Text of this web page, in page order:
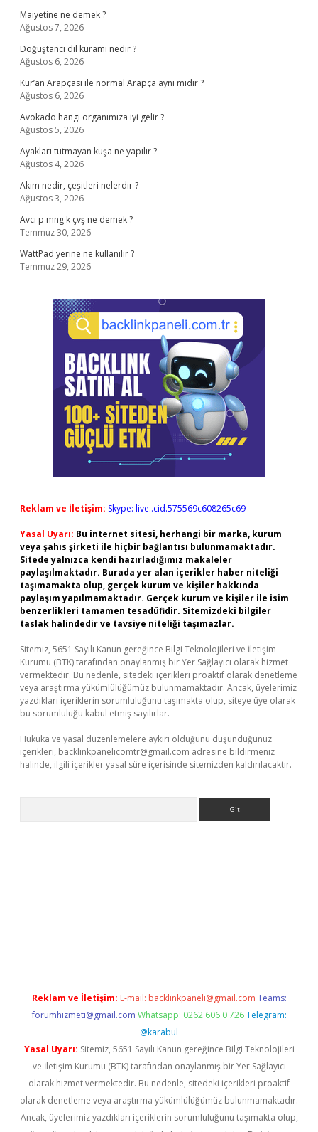
Maiyetine ne demek ?
Ağustos 7, 2026
Doğuştancı dil kuramı nedir ?
Ağustos 6, 2026
Kur’an Arapçası ile normal Arapça aynı mıdır ?
Ağustos 6, 2026
Avokado hangi organımıza iyi gelir ?
Ağustos 5, 2026
Ayakları tutmayan kuşa ne yapılır ?
Ağustos 4, 2026
Akım nedir, çeşitleri nelerdir ?
Ağustos 3, 2026
Avcı p mng k çvş ne demek ?
Temmuz 30, 2026
WattPad yerine ne kullanılır ?
Temmuz 29, 2026
Reklam ve İletişim: Skype: live:.cid.575569c608265c69
Yasal Uyarı: Bu internet sitesi, herhangi bir marka, kurum
veya şahıs şirketi ile hiçbir bağlantısı bulunmamaktadır.
Sitede yalnızca kendi hazırladığımız makaleler
paylaşılmaktadır. Burada yer alan içerikler haber niteliği
taşımamakta olup, gerçek kurum ve kişiler hakkında
paylaşım yapılmamaktadır. Gerçek kurum ve kişiler ile isim
benzerlikleri tamamen tesadüfidir. Sitemizdeki bilgiler
taslak halindedir ve tavsiye niteliği taşımazlar.
Sitemiz, 5651 Sayılı Kanun gereğince Bilgi Teknolojileri ve İletişim
Kurumu (BTK) tarafından onaylanmış bir Yer Sağlayıcı olarak hizmet
vermektedir. Bu nedenle, sitedeki içerikleri proaktif olarak denetleme
veya araştırma yükümlülüğümüz bulunmamaktadır. Ancak, üyelerimiz
yazdıkları içeriklerin sorumluluğunu taşımakta olup, siteye üye olarak
bu sorumluluğu kabul etmiş sayılırlar.
Hukuka ve yasal düzenlemelere aykırı olduğunu düşündüğünüz
içerikleri, backlinkpanelicomtr@gmail.com adresine bildirmeniz
halinde, ilgili içerikler yasal süre içerisinde sitemizden kaldırılacaktır.
Reklam ve İletişim: E-mail: backlinkpaneli@gmail.com Teams:
forumhizmeti@gmail.com Whatsapp: 0262 606 0 726 Telegram:
@karabul
Yasal Uyarı: Sitemiz, 5651 Sayılı Kanun gereğince Bilgi Teknolojileri
ve İletişim Kurumu (BTK) tarafından onaylanmış bir Yer Sağlayıcı
olarak hizmet vermektedir. Bu nedenle, sitedeki içerikleri proaktif
olarak denetleme veya araştırma yükümlülüğümüz bulunmamaktadır.
Ancak, üyelerimiz yazdıkları içeriklerin sorumluluğunu taşımakta olup,